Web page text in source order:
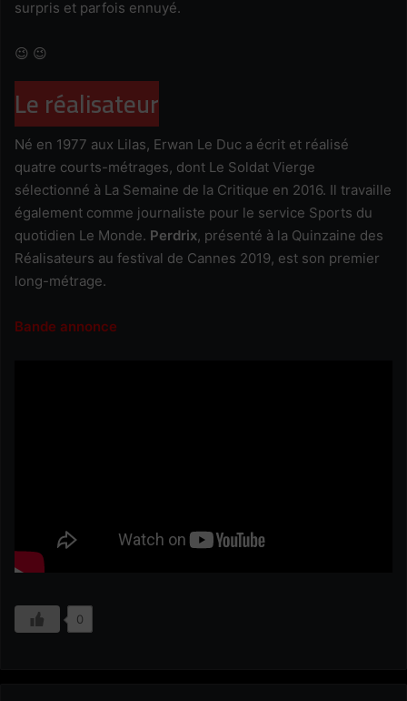
surpris et parfois ennuyé.
😉 😉
Le réalisateur
Né en 1977 aux Lilas, Erwan Le Duc a écrit et réalisé
quatre courts-métrages, dont Le Soldat Vierge
sélectionné à La Semaine de la Critique en 2016. Il travaille
également comme journaliste pour le service Sports du
quotidien Le Monde. Perdrix, présenté à la Quinzaine des
Réalisateurs au festival de Cannes 2019, est son premier
long-métrage.
Bande annonce
0